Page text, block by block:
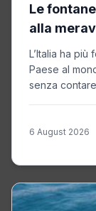
Le
alla
L’Italia ha più
Paese al
senza
6 August 2026